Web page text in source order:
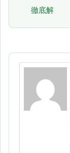
徹底解